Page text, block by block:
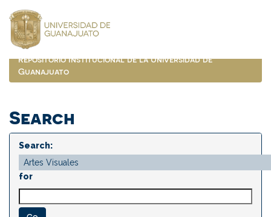
navigation
Repositorio Institucional de la Universidad de
Guanajuato
Search
Search:
for